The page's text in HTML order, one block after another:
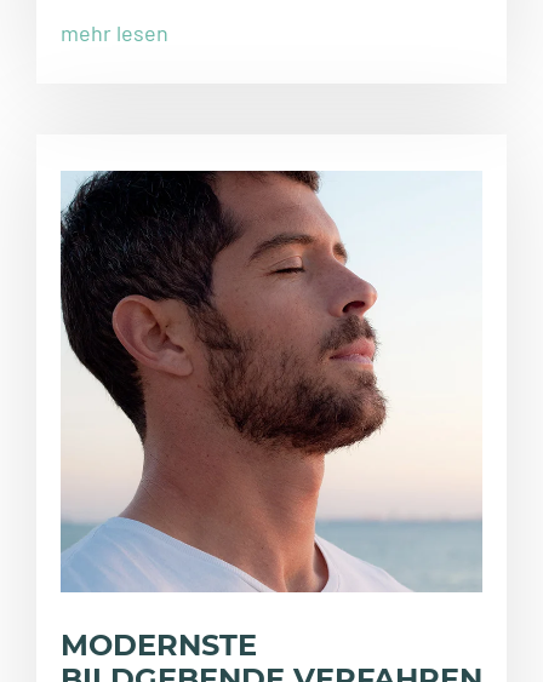
mehr lesen
MODERNSTE